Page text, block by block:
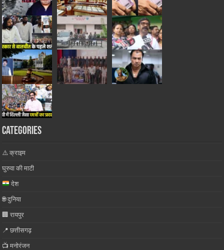
Categories
⚠️ क्राइम
घुरुवा की माटी
देश
🌐 दुनिया
🏢 रायपुर
📍 छत्तीसगढ़
📺 मनोरंजन